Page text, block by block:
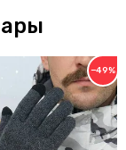
−49%